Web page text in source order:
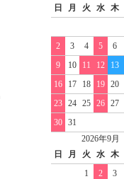
日
月 火 水 木
2
3 4 5 6
9
10 11 12 13
16
17 18 19 20
23
24 25 26 27
30
31
2026年9月
日
月 火 水 木
1
2 3